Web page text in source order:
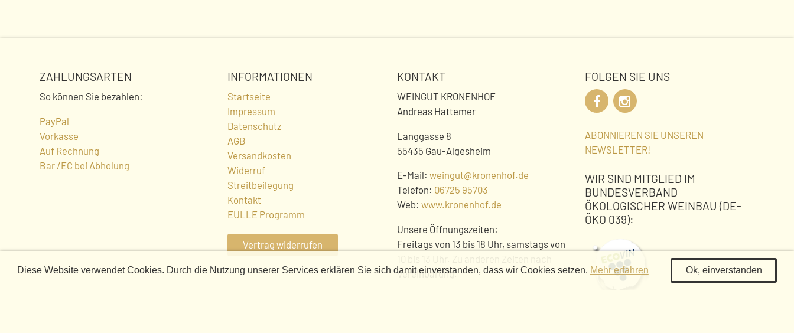
COOKIE-
Diese Website verwendet Cookies. Durch die Nutzung unserer Services erklären Sie sich damit einverstanden, dass wir Cookies setzen. Mehr erfahren Ok, einverstanden
ZAHLUNGSARTEN
So können Sie bezahlen:
PayPal
Vorkasse
Auf Rechnung
Bar /EC bei Abholung
INFORMATIONEN
Startseite
Impressum
Datenschutz
AGB
Versandkosten
Widerruf
Streitbeilegung
Kontakt
EULLE Programm
Vertrag widerrufen
KONTAKT
WEINGUT KRONENHOF
Andreas Hattemer
Langgasse 8
55435 Gau-Algesheim
E-Mail: weingut@kronenhof.de
Telefon: 06725 95703
Web: www.kronenhof.de
Unsere Öffnungszeiten:
Freitags von 13 bis 18 Uhr, samstags von
Vereinbarung.
FOLGEN SIE UNS
ABONNIEREN SIE UNSEREN
NEWSLETTER!
WIR SIND MITGLIED IM
BUNDESVERBAND
ÖKOLOGISCHER WEINBAU (DE-
ÖKO 039):